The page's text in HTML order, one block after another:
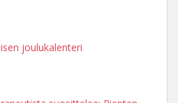
joulukalenteri